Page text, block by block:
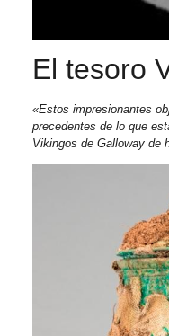
El tesoro
«Estos impresionantes
precedentes de lo que
Vikingos de Galloway de